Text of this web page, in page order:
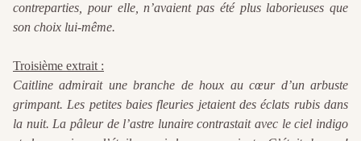
contreparties, pour elle, n’avaient pas été plus laborieuses que
son choix lui-même.
Troisième extrait :
Caitline admirait une branche de houx au cœur d’un arbuste
grimpant. Les petites baies fleuries jetaient des éclats rubis dans
la nuit. La pâleur de l’astre lunaire contrastait avec le ciel indigo